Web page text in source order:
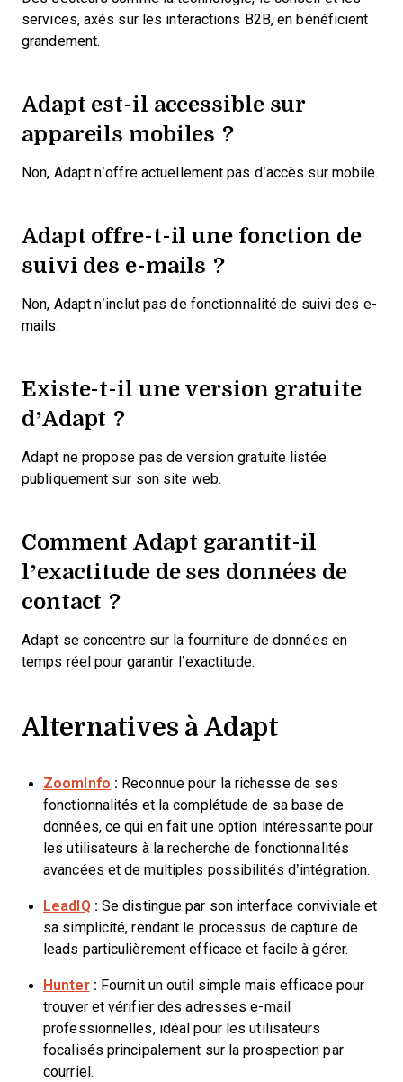
services, axés sur les interactions B2B, en bénéficient
grandement.
Adapt est-il accessible sur
appareils mobiles ?
Non, Adapt n’offre actuellement pas d’accès sur mobile.
Adapt offre-t-il une fonction de
suivi des e-mails ?
Non, Adapt n’inclut pas de fonctionnalité de suivi des e-
mails.
Existe-t-il une version gratuite
d’Adapt ?
Adapt ne propose pas de version gratuite listée
publiquement sur son site web.
Comment Adapt garantit-il
l’exactitude de ses données de
contact ?
Adapt se concentre sur la fourniture de données en
temps réel pour garantir l’exactitude.
Alternatives à Adapt
ZoomInfo : Reconnue pour la richesse de ses
fonctionnalités et la complétude de sa base de
données, ce qui en fait une option intéressante pour
les utilisateurs à la recherche de fonctionnalités
avancées et de multiples possibilités d’intégration.
LeadIQ : Se distingue par son interface conviviale et
sa simplicité, rendant le processus de capture de
leads particulièrement efficace et facile à gérer.
Hunter: Fournit un outil simple mais efficace pour
trouver et vérifier des adresses e-mail
professionnelles, idéal pour les utilisateurs
focalisés principalement sur la prospection par
courriel.